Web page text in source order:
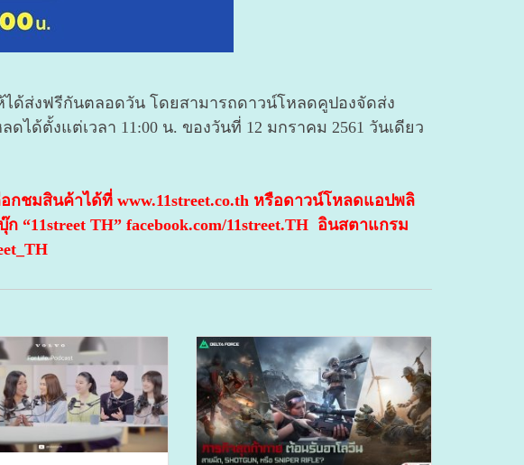
ด้ส่งฟรีกันตลอดวัน โดยสามารถดาวน์โหลดคูปองจัดส่ง
ด้ตั้งแต่เวลา 11:00 น. ของวันที่ 12 มกราคม 2561 วันเดียว
กชมสินค้าได้ที่ www.11street.co.th หรือดาวน์โหลดแอปพลิ
TH” facebook.com/11street.TH อินสตาแกรม